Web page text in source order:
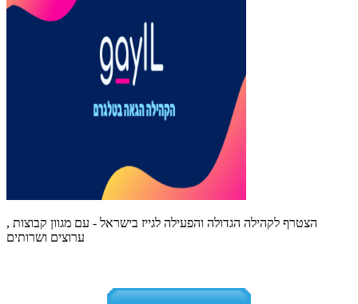
הצטרף לקהילה הגדולה והפעילה לגייז בישראל - עם מגוון קבוצות ,
ערוצים ושרותים